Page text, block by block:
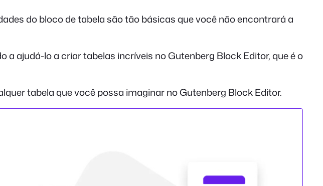
do bloco de tabela são tão básicas que você não encontrará a
ajudá-lo a criar tabelas incríveis no Gutenberg Block Editor, que é o
tabela que você possa imaginar no Gutenberg Block Editor.